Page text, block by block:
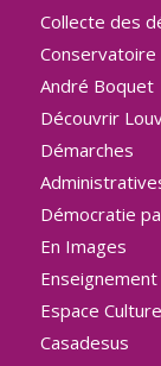
Collecte des
Conservatoire
André Boquet
Découvrir
Démarches
Démocratie
En Images
Enseignement
Espace
Casadesus